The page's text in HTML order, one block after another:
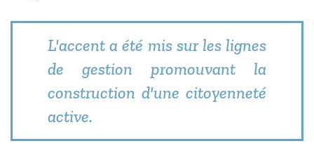
L'accent a été mis sur les lignes
de gestion promouvant la
construction d'une citoyenneté
active.